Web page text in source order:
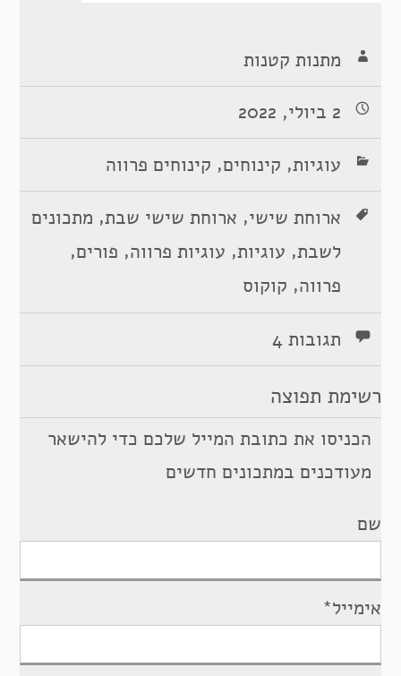
מתנות קטנות
2 ביולי, 2022
עוגיות, קינוחים, קינוחים פרווה
ארוחת שישי, ארוחת שישי שבת, מתכונים
לשבת, עוגיות, עוגיות פרווה, פורים,
פרווה, קוקוס
תגובות 4
רשימת תפוצה
הכניסו את כתובת המייל שלכם כדי להישאר
מעודכנים במתכונים חדשים
שם
אימייל*